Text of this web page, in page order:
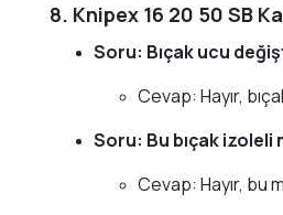
8. Knipex 16 20 50 SB
Soru: Bıçak ucu
Cevap: Hayır,
Soru: Bu bıçak izoleli
Cevap: Hayır, bu